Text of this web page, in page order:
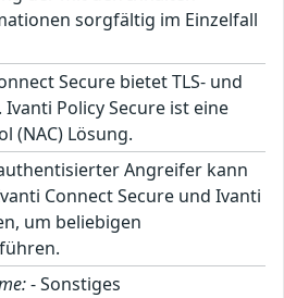
sorgfältig im Einzelfall
Secure bietet TLS- und
Policy Secure ist eine
(NAC) Lösung.
Angreifer kann
Connect Secure und Ivanti
um beliebigen
- Sonstiges